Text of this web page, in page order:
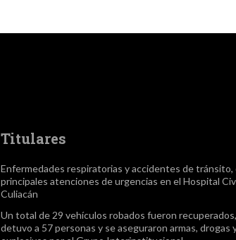
Titulares
Enfermedades respiratorias y accidentes de tránsito,
principales atenciones de urgencias en el Hospital
Culiacán
Un total de 29 vehículos robados fueron
detuvo a 57 personas y se aseguraron armas, drogas